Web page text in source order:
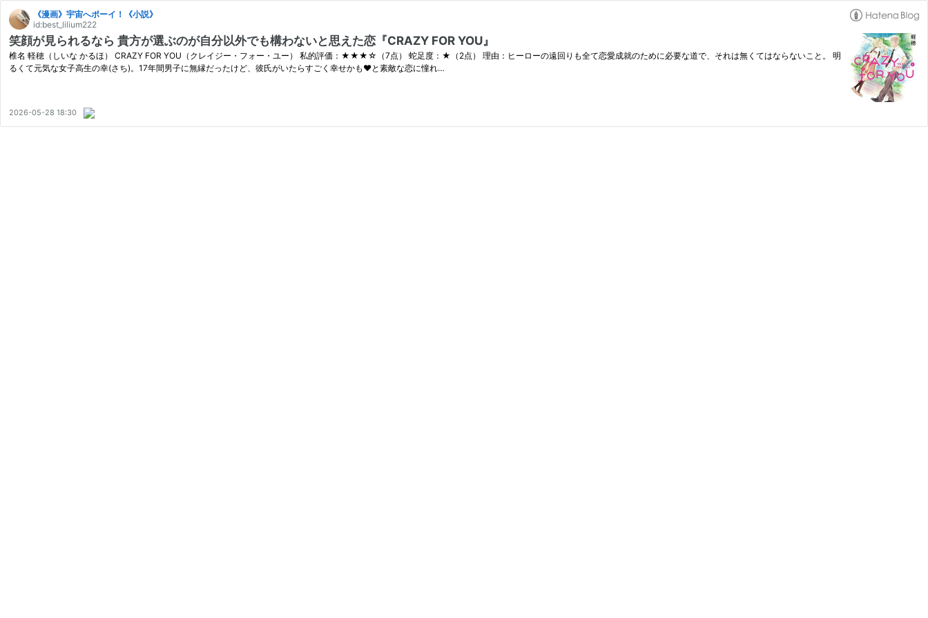
《漫画》宇宙へポーイ！《小説》
id:best_lilium222
笑顔が見られるなら 貴方が選ぶのが自分以外でも構わないと思えた恋『CRAZY FOR YOU』
椎名 軽穂（しいな かるほ） CRAZY FOR YOU（クレイジー・フォー・ユー） 私的評価：★★★☆（7点） 蛇足度：★（2点） 理由：ヒーローの遠回りも全て恋愛成就のために必要な道で、それは無くてはならないこと。 明
るくて元気な女子高生の幸(さち)。17年間男子に無縁だったけど、彼氏がいたらすごく幸せかも❤と素敵な恋に憧れ…
2026-05-28 18:30